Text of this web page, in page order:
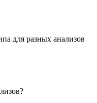
для разных анализов